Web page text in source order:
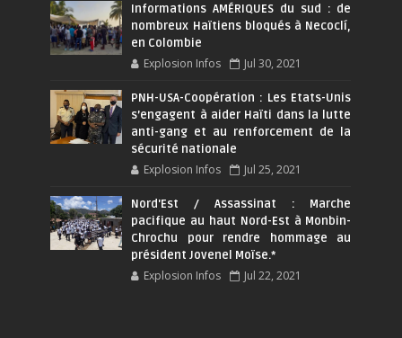
Informations AMÉRIQUES du sud : de
nombreux Haïtiens bloqués à Necoclí,
en Colombie
Explosion Infos Jul 30, 2021
PNH-USA-Coopération : Les Etats-Unis
s’engagent à aider Haïti dans la lutte
anti-gang et au renforcement de la
sécurité nationale
Explosion Infos Jul 25, 2021
Nord'Est / Assassinat : Marche
pacifique au haut Nord-Est à Monbin-
Chrochu pour rendre hommage au
président Jovenel Moïse.*
Explosion Infos Jul 22, 2021